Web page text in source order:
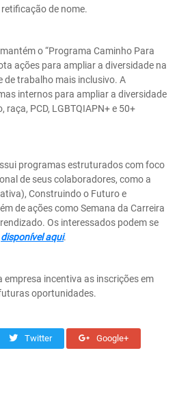
de nome.
o “Programa Caminho Para
ações para ampliar a diversidade na
de trabalho mais inclusivo. A
internos para ampliar a diversidade
raça, PCD, LGBTQIAPN+ e 50+
programas estruturados com foco
de seus colaboradores, como a
Construindo o Futuro e
de ações como Semana da Carreira
Os interessados podem se
disponível aqui.
empresa incentiva as inscrições em
oportunidades.
Twitter Google+